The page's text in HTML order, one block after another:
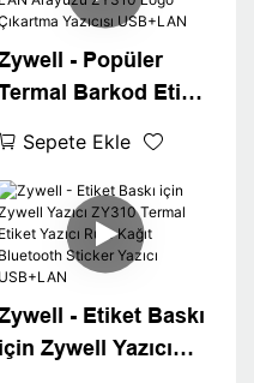
USB+WIFI
- Popüler
Barkod Etiket
LAN Arayüzü ZY310
Logo Çıkartma
USB+LAN
Sepete Ekle
- Etiket Baskı
için Zywell Yazıcı